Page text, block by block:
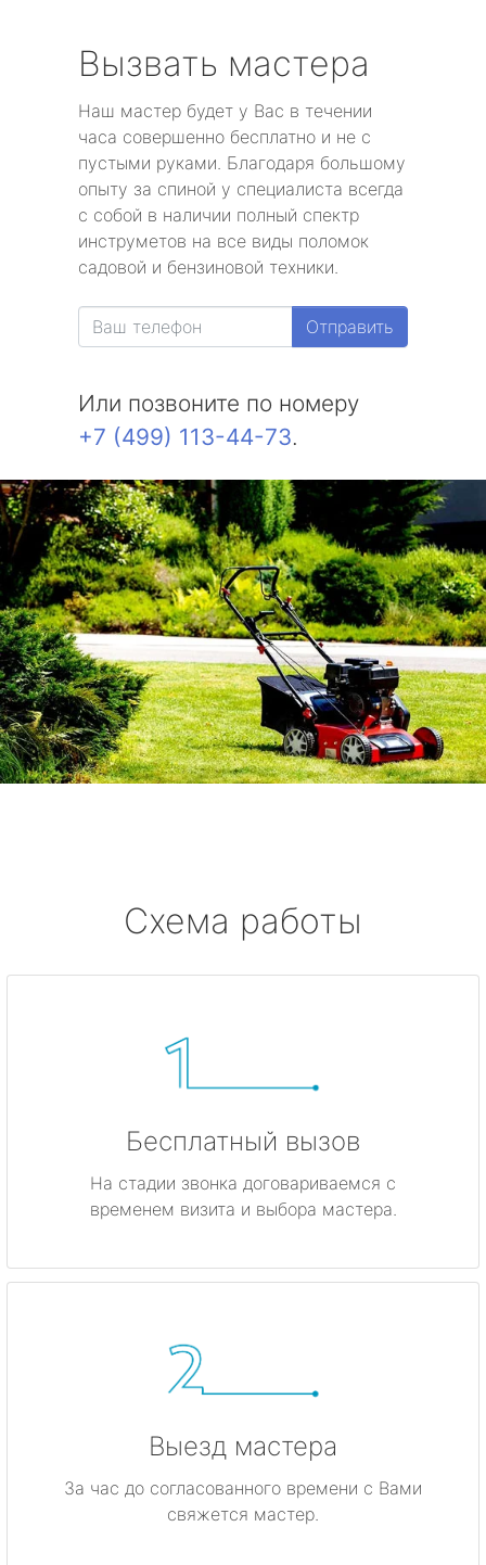
Вызвать мастера
Наш мастер будет у Вас в течении
часа совершенно бесплатно и не с
пустыми руками. Благодаря большому
опыту за спиной у специалиста всегда
с собой в наличии полный спектр
инструметов на все виды поломок
садовой и бензиновой техники.
Отправить
Или позвоните по номеру
+7 (499) 113-44-73.
Схема работы
Бесплатный вызов
На стадии звонка договариваемся с
временем визита и выбора мастера.
Выезд мастера
За час до согласованного времени с Вами
свяжется мастер.